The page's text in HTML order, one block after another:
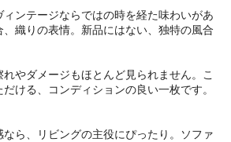
ンテージならではの時を経た味わいがあ
、織りの表情。新品にはない、独特の風合
やダメージもほとんど見られません。こ
ける、コンディションの良い一枚です。
ら、リビングの主役にぴったり。ソファ